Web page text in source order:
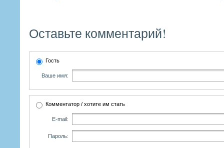
Оставьте комментарий!
Гость
Ваше имя:
Комментатор / хотите им стать
E-mail:
Пароль: